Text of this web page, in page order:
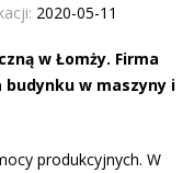
2020-05-11
w Łomży. Firma
w maszyny i
produkcyjnych. W